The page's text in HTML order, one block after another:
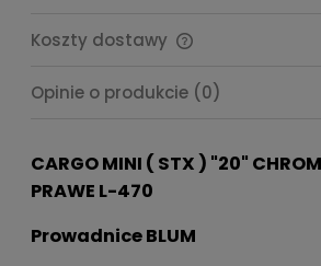
Koszty dostawy
Opinie o produkcie (0)
CARGO MINI ( STX ) "20"
PRAWE L-470
Prowadnice BLUM